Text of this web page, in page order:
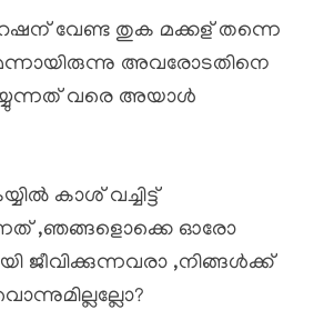
വേണ്ട തുക മക്കള് തന്നെ
അവരോടതിനെ
വരെ അയാൾ
കാശ് വച്ചിട്ട്
,ഞങ്ങളൊക്കെ ഓരോ
ജീവിക്കുന്നവരാ ,നിങ്ങൾക്ക്